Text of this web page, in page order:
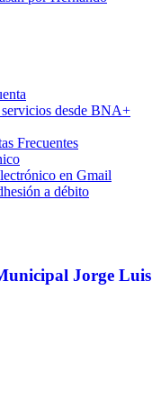
desde BNA+
Frecuentes
en Gmail
a débito
Jorge Luis